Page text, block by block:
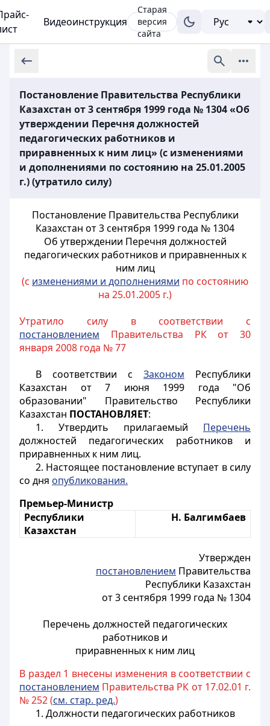
Видеоинструкция
Старая
версия
сайта
Постановление Правительства Республики
Казахстан от 3 сентября 1999 года № 1304 «Об
утверждении Перечня должностей
педагогических работников и
приравненных к ним лиц» (с изменениями
и дополнениями по состоянию на 25.01.2005
г.) (утратило силу)
Постановление Правительства Республики
Казахстан от 3 сентября 1999 года № 1304
Об утверждении Перечня должностей
педагогических работников и приравненных к
ним лиц
(с изменениями и дополнениями по состоянию
на 25.01.2005 г.)
Утратило силу в соответствии с
постановлением Правительства РК от 30
января 2008 года № 77
В соответствии с Законом Республики
Казахстан от 7 июня 1999 года "Об
образовании" Правительство Республики
Казахстан ПОСТАНОВЛЯЕТ:
1. Утвердить прилагаемый Перечень
должностей педагогических работников и
приравненных к ним лиц.
2. Настоящее постановление вступает в силу
со дня опубликования.
Премьер-Министр
Республики
Казахстан
Н. Балгимбаев
Утвержден
постановлением Правительства
Республики Казахстан
от 3 сентября 1999 года № 1304
Перечень должностей педагогических
работников и
приравненных к ним лиц
В раздел 1 внесены изменения в соответствии с
постановлением Правительства РК от 17.02.01 г.
№ 252 (см. стар. ред.)
1. Должности педагогических работников